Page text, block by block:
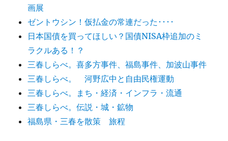
画展
ゼントウシン！仮払金の常連だった････
日本国債を買ってほしい？国債NISA枠追加のミ
ラクルある！？
三春しらべ。喜多方事件、福島事件、加波山事件
三春しらべ。 河野広中と自由民権運動
三春しらべ。まち・経済・インフラ・流通
三春しらべ。伝説・城・鉱物
福島県・三春を散策 旅程